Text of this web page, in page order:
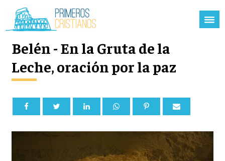
Belén - En la Gruta de la
Leche, oración por la paz